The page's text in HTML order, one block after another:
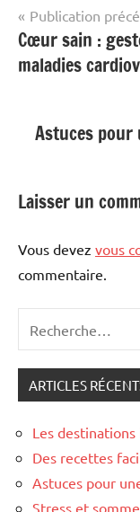
Navigation
de
l’article
Publication
Cœur sain :
maladies
Astuces pour
Laisser un
Vous devez vous
commentaire.
pour
:
ARTICLES
Les
Des recettes
Astuces pour
Stress et